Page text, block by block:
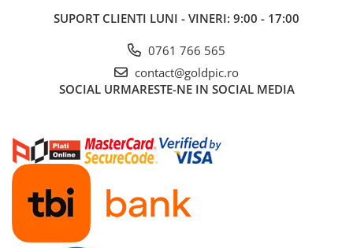
SUPORT CLIENTI LUNI - VINERI: 9:00 - 17:00
0761 766 565
contact@goldpic.ro
SOCIAL URMARESTE-NE IN SOCIAL MEDIA